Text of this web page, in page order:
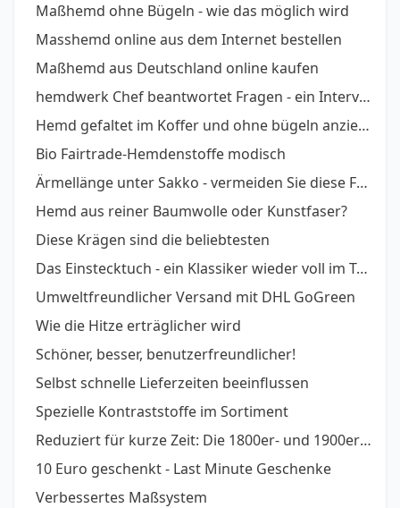
Maßhemd ohne Bügeln - wie das möglich wird
Masshemd online aus dem Internet bestellen
Maßhemd aus Deutschland online kaufen
hemdwerk Chef beantwortet Fragen - ein Interview
Hemd gefaltet im Koffer und ohne bügeln anziehen - So geht´s
Bio Fairtrade-Hemdenstoffe modisch
Ärmellänge unter Sakko - vermeiden Sie diese Fehler
Hemd aus reiner Baumwolle oder Kunstfaser?
Diese Krägen sind die beliebtesten
Das Einstecktuch - ein Klassiker wieder voll im Trend
Umweltfreundlicher Versand mit DHL GoGreen
Wie die Hitze erträglicher wird
Schöner, besser, benutzerfreundlicher!
Selbst schnelle Lieferzeiten beeinflussen
Spezielle Kontraststoffe im Sortiment
Reduziert für kurze Zeit: Die 1800er- und 1900er- Stoffserien
10 Euro geschenkt - Last Minute Geschenke
Verbessertes Maßsystem